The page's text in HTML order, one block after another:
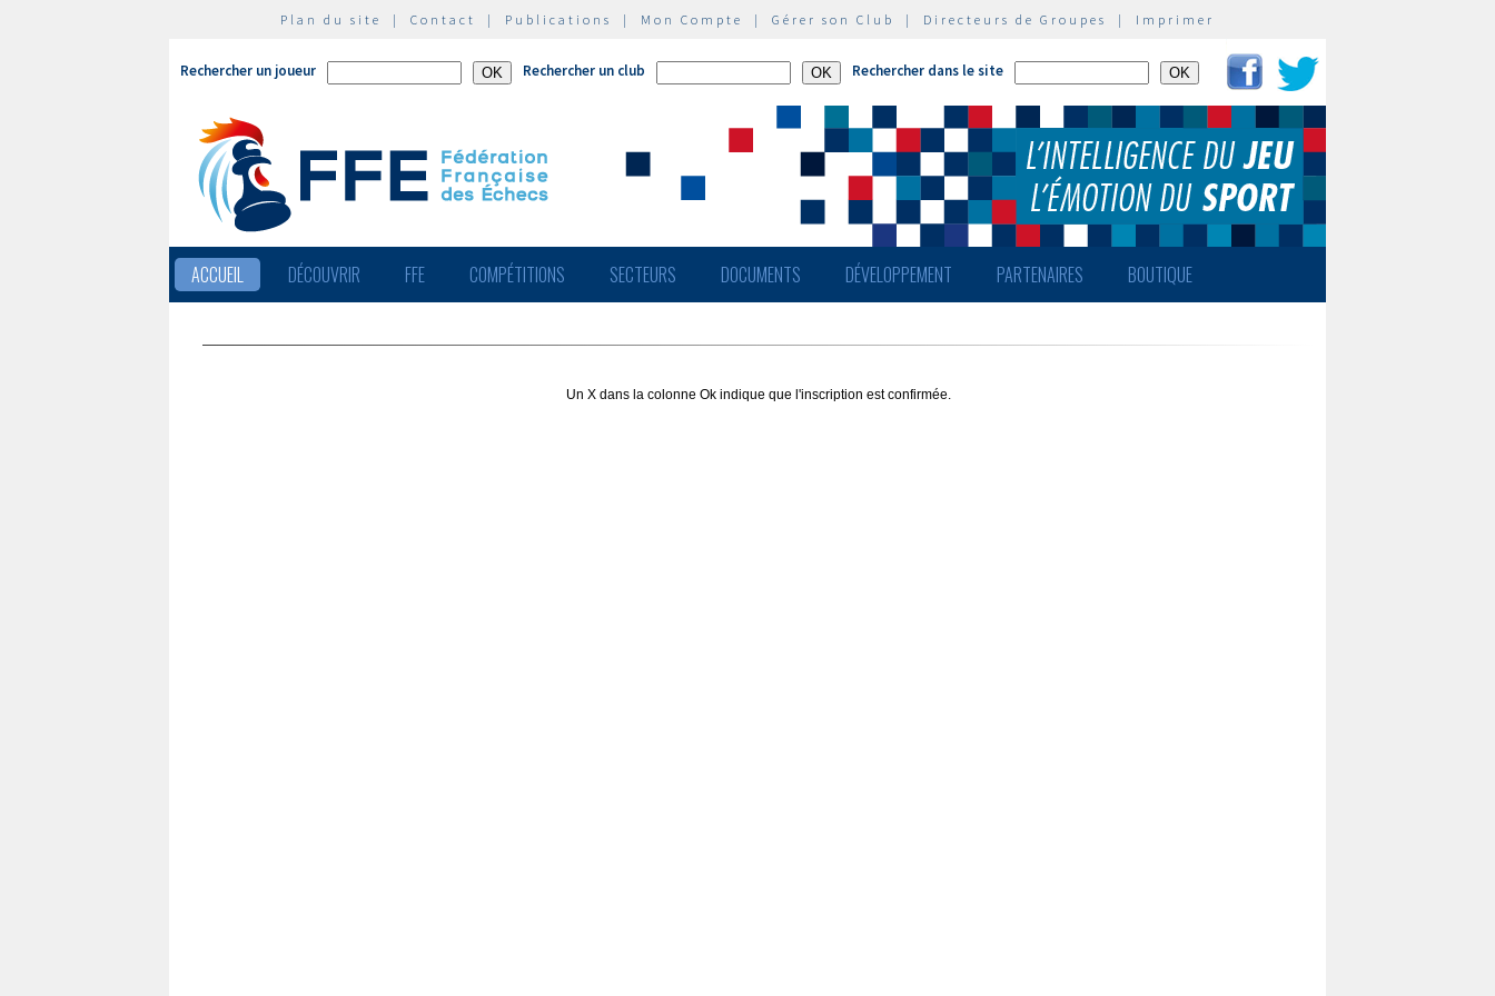
Plan du site | Contact | Publications | Mon Compte | Gérer son Club | Directeurs de Groupes | Imprimer
Rechercher un joueur Rechercher un club Rechercher dans le site
ACCUEIL DÉCOUVRIR FFE COMPÉTITIONS SECTEURS DOCUMENTS DÉVELOPPEMENT PARTENAIRES BOUTIQUE
Un X dans la colonne Ok indique que l'inscription est confirmée.